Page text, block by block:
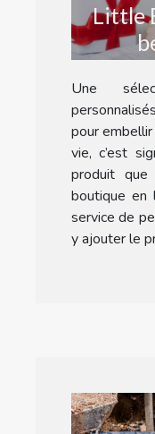
Little
Une
pour
vie, c’est
produit
boutique en
service de
y ajouter le